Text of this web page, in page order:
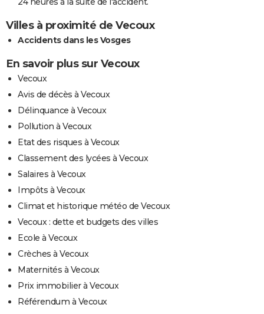
Villes à proximité de Vecoux
Accidents dans les Vosges
En savoir plus sur Vecoux
Vecoux
Avis de décès à Vecoux
Délinquance à Vecoux
Pollution à Vecoux
Etat des risques à Vecoux
Classement des lycées à Vecoux
Salaires à Vecoux
Impôts à Vecoux
Climat et historique météo de Vecoux
Vecoux : dette et budgets des villes
Ecole à Vecoux
Crèches à Vecoux
Maternités à Vecoux
Prix immobilier à Vecoux
Référendum à Vecoux